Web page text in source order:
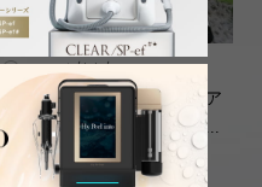
2024/11/25
エステサロンは物販で売上ア
ップ！仕入れ方法と成功さ...
集客